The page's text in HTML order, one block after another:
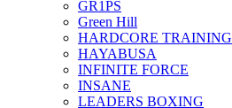
GR1PS
Green Hill
HARDCORE TRAINING
HAYABUSA
INFINITE FORCE
INSANE
LEADERS BOXING